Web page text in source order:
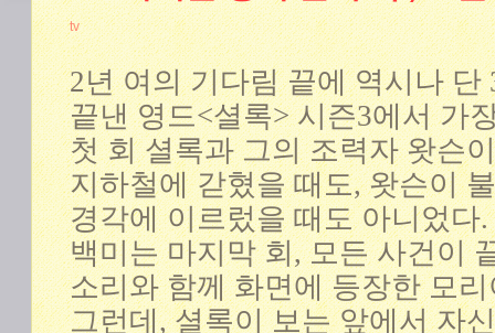
tv
2년 여의 기다림 끝에 역시나 단
끝낸 영드<셜록> 시즌3에서 가
첫 회 셜록과 그의 조력자 왓슨
지하철에 갇혔을 때도, 왓슨이
경각에 이르렀을 때도 아니었다
백미는 마지막 회, 모든 사건이
소리와 함께 화면에 등장한 모
그런데, 셜록이 보는 앞에서 자